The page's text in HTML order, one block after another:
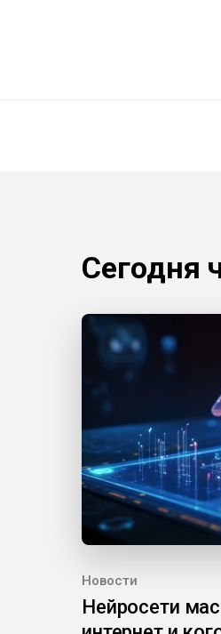
Сегодня
Новости
Нейросети